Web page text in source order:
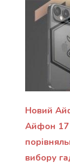
Новий
Айфон 17
вибору